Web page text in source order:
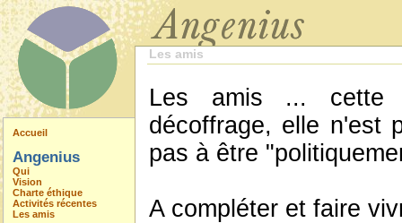
Accueil
Angenius
Qui
Vision
Charte éthique
Activités récentes
Les amis
Les amis
Les amis ... cette
décoffrage, elle n'est
pas à être
A compléter et faire